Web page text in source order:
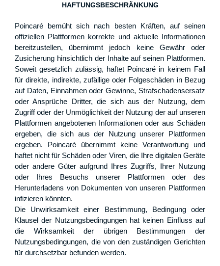
HAFTUNGSBESCHRÄNKUNG
Poincaré bemüht sich nach besten Kräften, auf seinen
offiziellen Plattformen korrekte und aktuelle Informationen
bereitzustellen, übernimmt jedoch keine Gewähr oder
Zusicherung hinsichtlich der Inhalte auf seinen Plattformen.
Soweit gesetzlich zulässig, haftet Poincaré in keinem Fall
für direkte, indirekte, zufällige oder Folgeschäden in Bezug
auf Daten, Einnahmen oder Gewinne, Strafschadensersatz
oder Ansprüche Dritter, die sich aus der Nutzung, dem
Zugriff oder der Unmöglichkeit der Nutzung der auf unseren
Plattformen angebotenen Informationen oder aus Schäden
ergeben, die sich aus der Nutzung unserer Plattformen
ergeben. Poincaré übernimmt keine Verantwortung und
haftet nicht für Schäden oder Viren, die Ihre digitalen Geräte
oder andere Güter aufgrund Ihres Zugriffs, Ihrer Nutzung
oder Ihres Besuchs unserer Plattformen oder des
Herunterladens von Dokumenten von unseren Plattformen
infizieren könnten.
Die Unwirksamkeit einer Bestimmung, Bedingung oder
Klausel der Nutzungsbedingungen hat keinen Einfluss auf
die Wirksamkeit der übrigen Bestimmungen der
Nutzungsbedingungen, die von den zuständigen Gerichten
für durchsetzbar befunden werden.